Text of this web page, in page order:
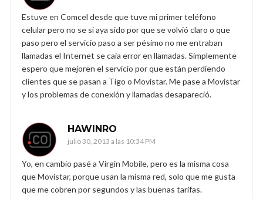
Estuve en Comcel desde que tuve mi primer teléfono
celular pero no se si aya sido por que se volvió claro o que
paso pero el servicio paso a ser pésimo no me entraban
llamadas el Internet se caía error en llamadas. Simplemente
espero que mejoren el servicio por que están perdiendo
clientes que se pasan a Tigo o Movistar. Me pase a Movistar
y los problemas de conexión y llamadas desapareció.
HAWINRO
julio 30, 2013 a las 10:34 PM
Yo, en cambio pasé a Virgin Mobile, pero es la misma cosa
que Movistar, porque usan la misma red, solo que me gusta
que me cobren por segundos y las buenas tarifas.